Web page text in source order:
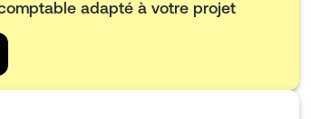
adapté à votre projet